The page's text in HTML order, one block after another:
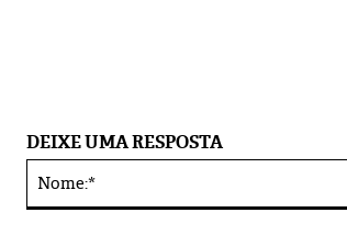
DEIXE UMA RESPOSTA